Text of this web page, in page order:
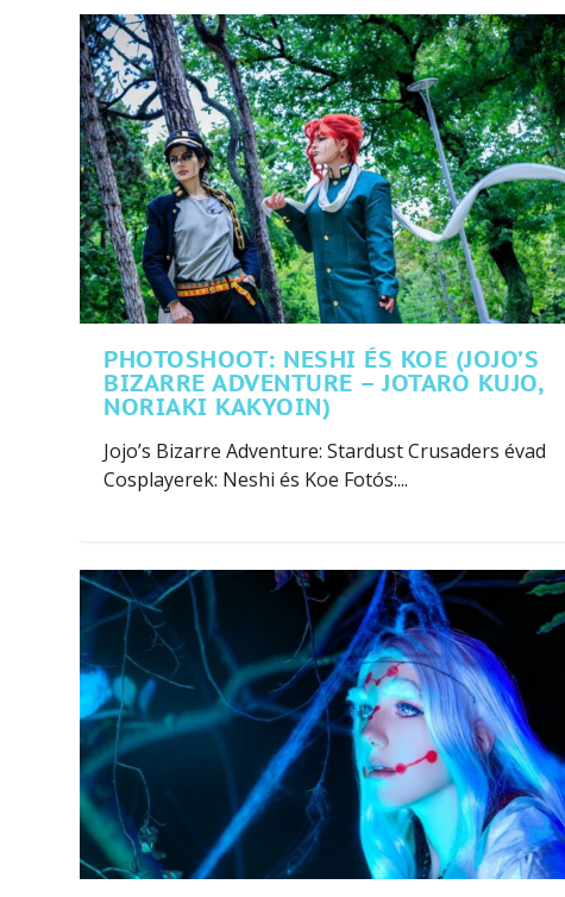
PHOTOSHOOT: NESHI ÉS KOE (JOJO’S
BIZARRE ADVENTURE – JOTARO KUJO,
NORIAKI KAKYOIN)
Jojo’s Bizarre Adventure: Stardust Crusaders évad
Cosplayerek: Neshi és Koe Fotós:...